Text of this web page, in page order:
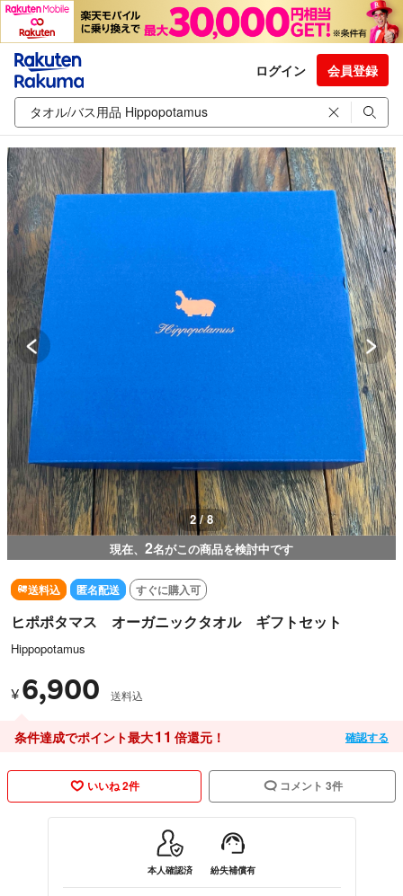
ログイン 会員登録
3 / 8
現在、 2名がこの商品を検討中です
送料込 匿名配送 すぐに購入可
ヒポポタマス オーガニックタオル ギフトセット
Hippopotamus
¥ 6,900 送料込
条件達成でポイント最大11 倍還元！ 確認する
いいね 2件 コメント 3件
本人確認済 紛失補償有